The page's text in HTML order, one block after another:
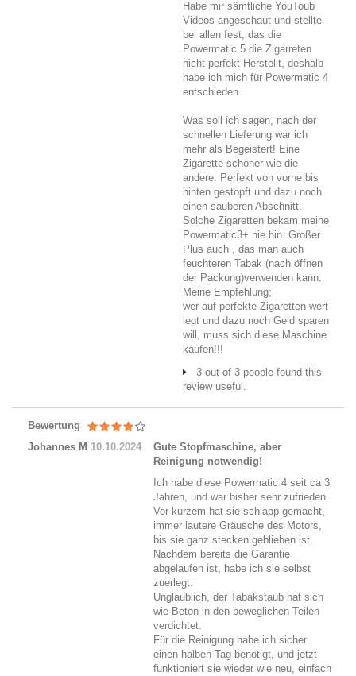
Habe mir sämtliche YouToub
Videos angeschaut und stellte
bei allen fest, das die
Powermatic 5 die Zigarreten
nicht perfekt Herstellt, deshalb
habe ich mich für Powermatic 4
entschieden.
Was soll ich sagen, nach der
schnellen Lieferung war ich
mehr als Begeistert! Eine
Zigarette schöner wie die
andere. Perfekt von vorne bis
hinten gestopft und dazu noch
einen sauberen Abschnitt.
Solche Zigaretten bekam meine
Powermatic3+ nie hin. Großer
Plus auch , das man auch
feuchteren Tabak (nach öffnen
der Packung)verwenden kann.
Meine Empfehlung;
wer auf perfekte Zigaretten wert
legt und dazu noch Geld sparen
will, muss sich diese Maschine
kaufen!!!
3 out of 3 people found this
review useful.
Bewertung
Johannes M 10.10.2024
Gute Stopfmaschine, aber
Reinigung notwendig!
Ich habe diese Powermatic 4 seit ca 3
Jahren, und war bisher sehr zufrieden.
Vor kurzem hat sie schlapp gemacht,
immer lautere Gräusche des Motors,
bis sie ganz stecken geblieben ist.
Nachdem bereits die Garantie
abgelaufen ist, habe ich sie selbst
zuerlegt:
Unglaublich, der Tabakstaub hat sich
wie Beton in den beweglichen Teilen
verdichtet.
Für die Reinigung habe ich sicher
einen halben Tag benötigt, und jetzt
funktioniert sie wieder wie neu, einfach